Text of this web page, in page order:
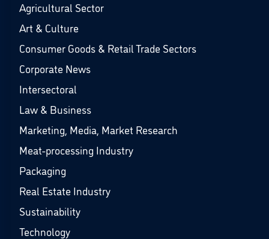
Agricultural Sector
Art & Culture
Consumer Goods & Retail Trade Sectors
Corporate News
Intersectoral
Law & Business
Marketing, Media, Market Research
Meat-processing Industry
Packaging
Real Estate Industry
Sustainability
Technology